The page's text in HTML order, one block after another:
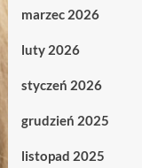
marzec 2026
luty 2026
styczeń 2026
grudzień 2025
listopad 2025